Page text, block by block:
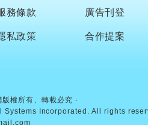
務條款
私政策
廣告刊登
合作提案
權所有、轉載必究 ‧
Incorporated. All rights